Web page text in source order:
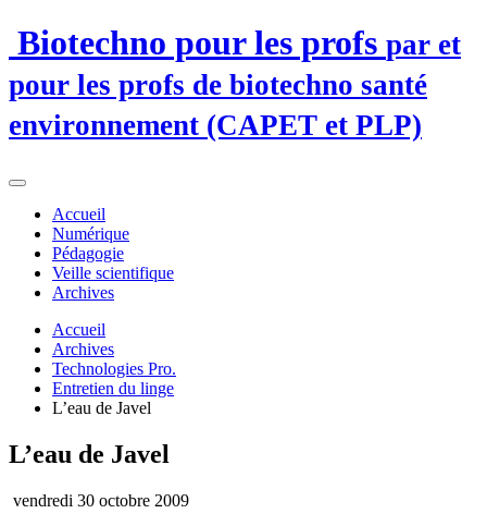
Biotechno pour les profs par et
pour les profs de biotechno santé
environnement (CAPET et PLP)
Accueil
Numérique
Pédagogie
Veille scientifique
Archives
Accueil
Archives
Technologies Pro.
Entretien du linge
L’eau de Javel
L’eau de Javel
vendredi 30 octobre 2009